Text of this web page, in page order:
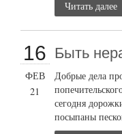
Читать далее
16
ФЕВ
21
Быть
Добрые дела
сегодня
посыпаны